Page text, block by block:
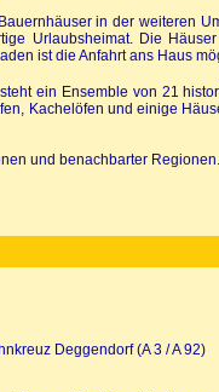
in der weiteren
Urlaubsheimat. Die
ist die Anfahrt ans Haus
ein Ensemble von 21
Kachelöfen und einige
und benachbarter
Deggendorf (A 3 / A 92)